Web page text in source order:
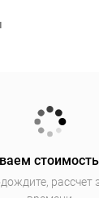
рассчет